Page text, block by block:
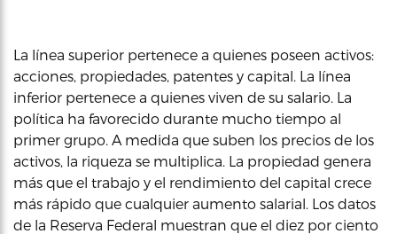
La línea superior pertenece a quienes poseen activos:
acciones, propiedades, patentes y capital. La línea
inferior pertenece a quienes viven de su salario. La
política ha favorecido durante mucho tiempo al
primer grupo. A medida que suben los precios de los
activos, la riqueza se multiplica. La propiedad genera
más que el trabajo y el rendimiento del capital crece
más rápido que cualquier aumento salarial. Los datos
de la Reserva Federal muestran que el diez por ciento